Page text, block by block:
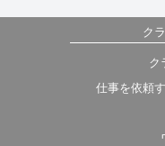
ク
ク
仕事を依頼